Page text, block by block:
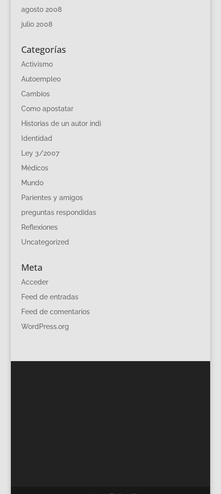
agosto 2008
julio 2008
Categorías
Activismo
Autoempleo
Cambios
Como apostatar
Historias de un autor indi
Identidad
Ley 3/2007
Médicos
Mundo
Parientes y amigos
preguntas respondidas
Reflexiones
Uncategorized
Meta
Acceder
Feed de entradas
Feed de comentarios
WordPress.org